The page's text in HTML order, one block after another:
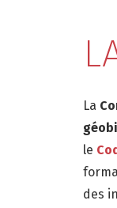
La
le
des